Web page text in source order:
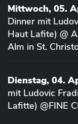
Mittwoch, 05.
Dinner mit
Haut Lafite) @
Alm in St.
Dienstag, 04.
mit Ludovic
Lafitte) @FINE